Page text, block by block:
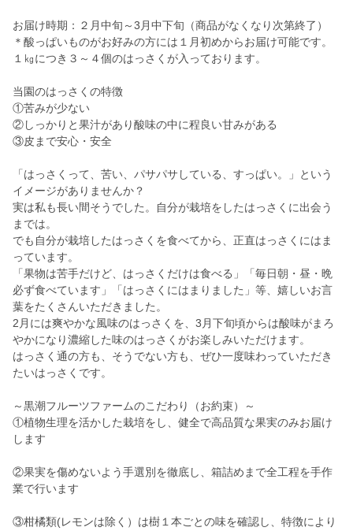
お届け時期：２月中旬～3月中下旬（商品がなくなり次第終了）
＊酸っぱいものがお好みの方には１月初めからお届け可能です。
１㎏につき３～４個のはっさくが入っております。
当園のはっさくの特徴
①苦みが少ない
②しっかりと果汁があり酸味の中に程良い甘みがある
③皮まで安心・安全
「はっさくって、苦い、パサパサしている、すっぱい。」という
イメージがありませんか？
実は私も長い間そうでした。自分が栽培をしたはっさくに出会う
までは。
でも自分が栽培したはっさくを食べてから、正直はっさくにはま
っています。
「果物は苦手だけど、はっさくだけは食べる」「毎日朝・昼・晩
必ず食べています」「はっさくにはまりました」等、嬉しいお言
葉をたくさんいただきました。
2月には爽やかな風味のはっさくを、3月下旬頃からは酸味がまろ
やかになり濃縮した味のはっさくがお楽しみいただけます。
はっさく通の方も、そうでない方も、ぜひ一度味わっていただき
たいはっさくです。
～黒潮フルーツファームのこだわり（お約束）～
①植物生理を活かした栽培をし、健全で高品質な果実のみお届け
します
②果実を傷めないよう手選別を徹底し、箱詰めまで全工程を手作
業で行います
③柑橘類(レモンは除く）は樹１本ごとの味を確認し、特徴により